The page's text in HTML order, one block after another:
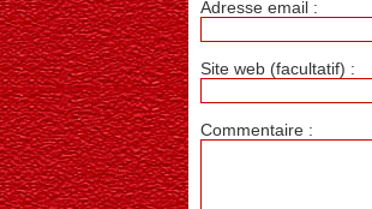
Adresse email :
Site web (facultatif) :
Commentaire :